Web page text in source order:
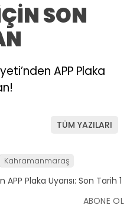
SON
APP Plaka
TÜM YAZILARI
Kahramanmaraş
ABONE OL